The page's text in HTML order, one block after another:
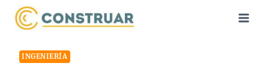
Saltar
INGENIERÍA